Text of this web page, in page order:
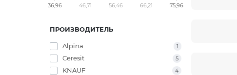
36,96 46,71 56,46 66,21 75,96
ПРОИЗВОДИТЕЛЬ
Alpina 1
Ceresit 5
KNAUF 4